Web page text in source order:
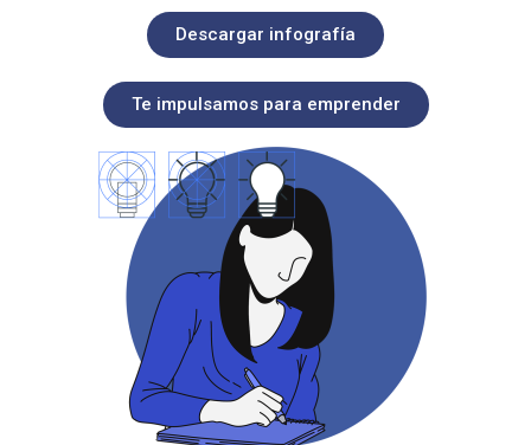
Descargar infografía
Te impulsamos para emprender